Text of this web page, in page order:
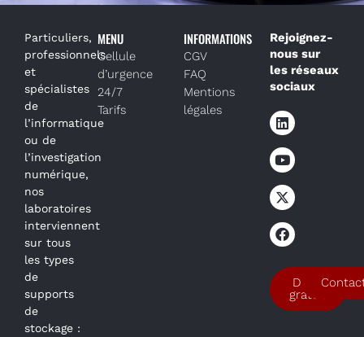
Particuliers,
professionnels
et
spécialistes
de
l’informatique
ou de
l’investigation
numérique,
nos
laboratoires
interviennent
sur tous
les types
de
supports
de
stockage :
MENU
Cellule
d’urgence
24/7
Tarifs
INFORMATIONS
CGV
FAQ
Mentions
légales
Rejoignez-
nous sur
les réseaux
sociaux
Devis
gratuit